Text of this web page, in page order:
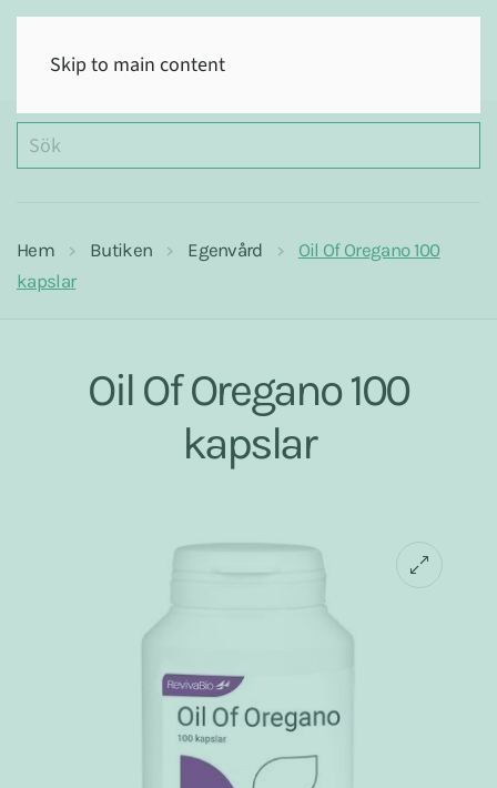
Skip to main content
Hem Butiken Egenvård
Oil Of Oregano 100
kapslar
Oil Of Oregano 100
kapslar